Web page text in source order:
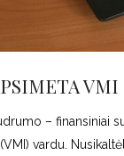
VMI
– finansiniai
vardu.